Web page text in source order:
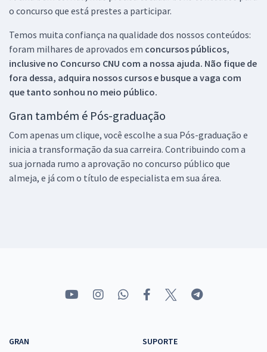
o concurso que está prestes a participar.
Temos muita confiança na qualidade dos nossos conteúdos:
foram milhares de aprovados em concursos públicos,
inclusive no Concurso CNU com a nossa ajuda. Não fique de
fora dessa, adquira nossos cursos e busque a vaga com
que tanto sonhou no meio público.
Gran também é Pós-graduação
Com apenas um clique, você escolhe a sua Pós-graduação e
inicia a transformação da sua carreira. Contribuindo com a
sua jornada rumo a aprovação no concurso público que
almeja, e já com o título de especialista em sua área.
GRAN
SUPORTE